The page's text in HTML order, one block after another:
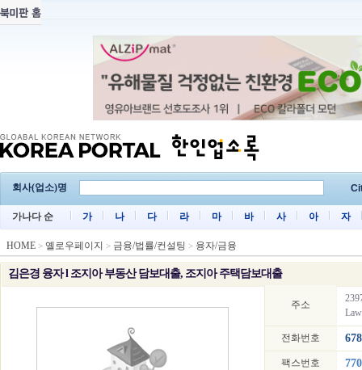
회사(업소)명
가나다 순 가 나 다 라 마 바 사 아 자
HOME > 옐로우페이지 > 금융/법률/컨설팅 > 융자/금융
김은경 융자 l 조지아 부동산 담보대출, 조지아 주택담보대출
주소
전화번호
팩스번호